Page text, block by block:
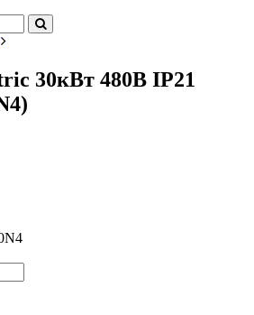
30кВт 480В IP21